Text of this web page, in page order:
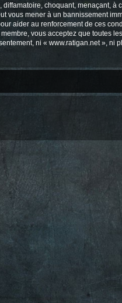
choquant, menaçant,
vous mener à un bannissement
aider au renforcement de ces
vous acceptez que toutes
ni « www.ratigan.net »,